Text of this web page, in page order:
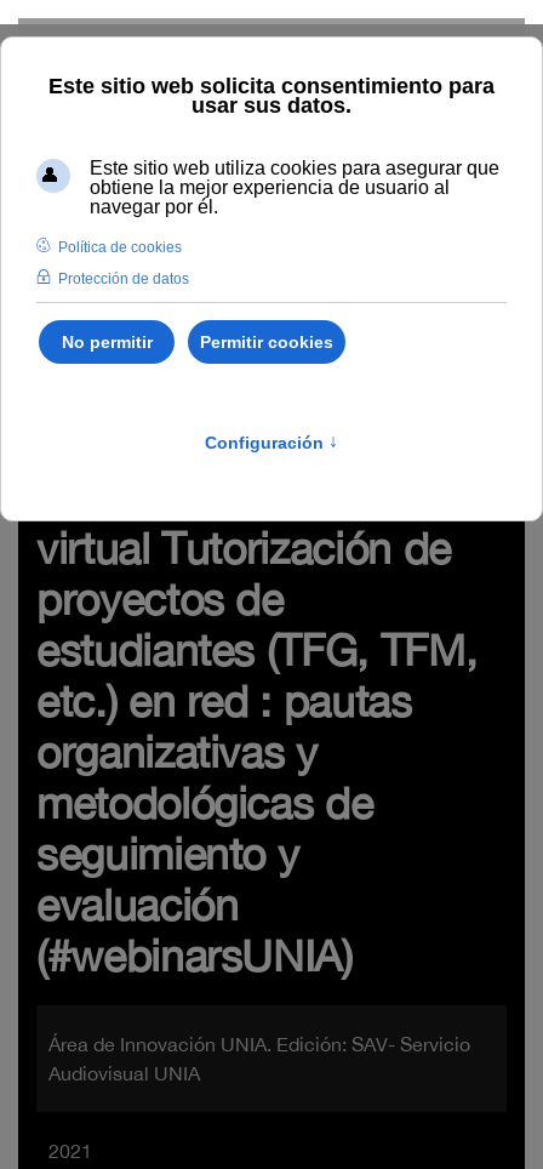
Inicio Innovación
Conocimiento abierto y difusión
Recursos Educativos en abierto
en red : pautas organizativas y metodológicas de seguimiento y
evaluación (#webinarsUNIA)
virtual Tutorización de
proyectos de
estudiantes (TFG, TFM,
etc.) en red : pautas
organizativas y
metodológicas de
seguimiento y
evaluación
(#webinarsUNIA)
Área de Innovación UNIA. Edición: SAV- Servicio
Audiovisual UNIA
2021